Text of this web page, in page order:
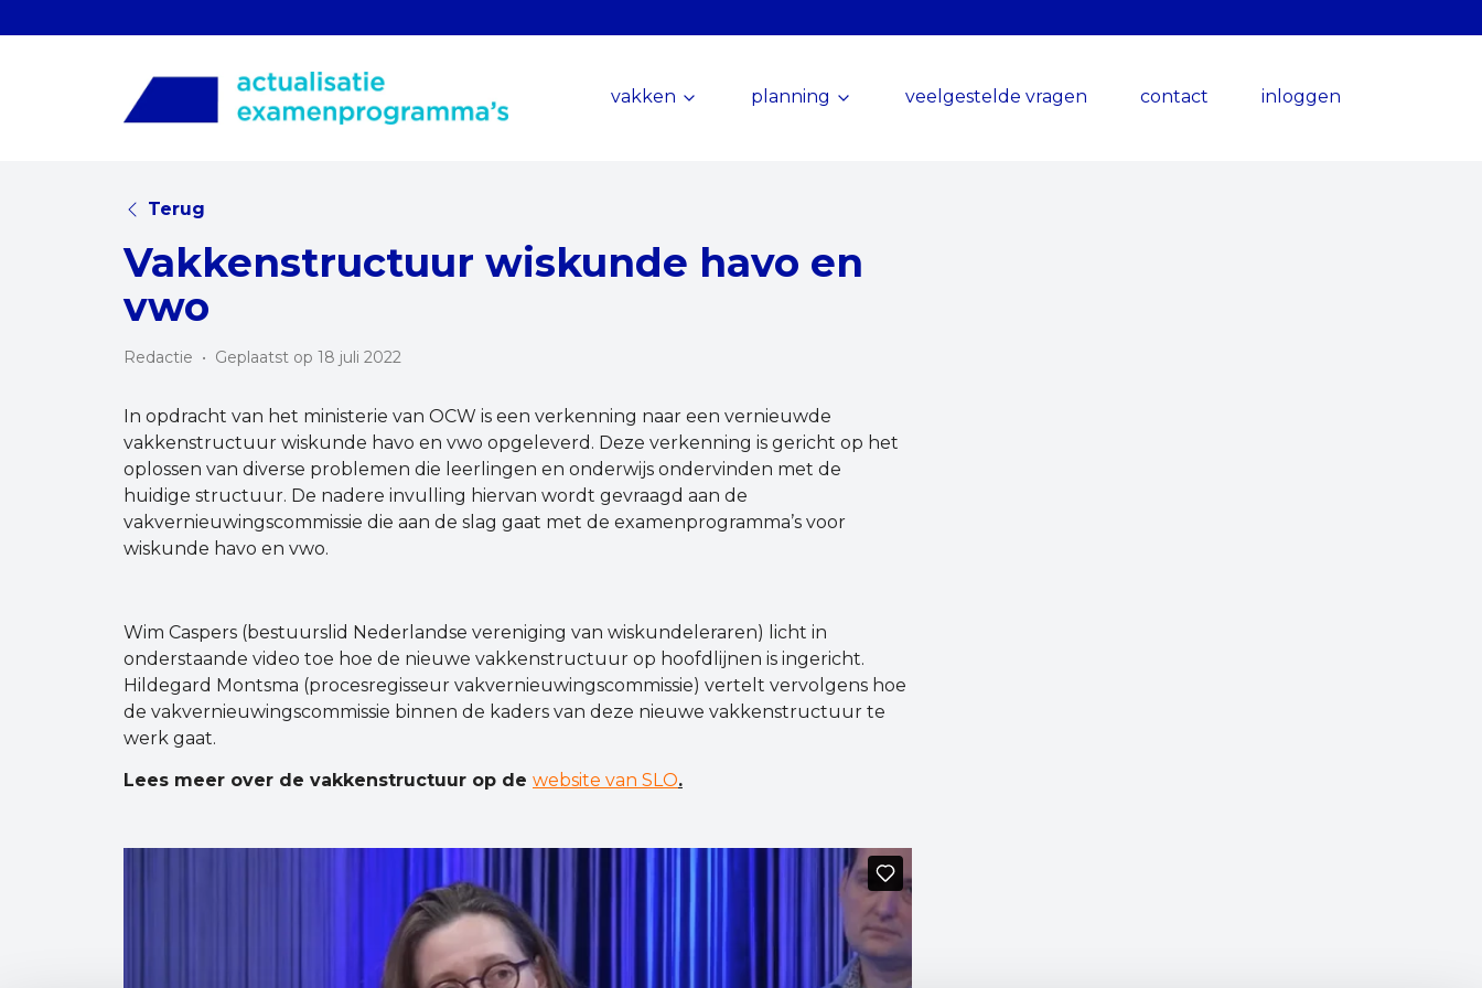
vakken planning veelgestelde vragen contact inloggen
Terug
Vakkenstructuur wiskunde havo en
vwo
Redactie • Geplaatst op 18 juli 2022
In opdracht van het ministerie van OCW is een verkenning naar een vernieuwde
vakkenstructuur wiskunde havo en vwo opgeleverd. Deze verkenning is gericht op het
oplossen van diverse problemen die leerlingen en onderwijs ondervinden met de
huidige structuur. De nadere invulling hiervan wordt gevraagd aan de
vakvernieuwingscommissie die aan de slag gaat met de examenprogramma’s voor
wiskunde havo en vwo.
Wim Caspers (bestuurslid Nederlandse vereniging van wiskundeleraren) licht in
onderstaande video toe hoe de nieuwe vakkenstructuur op hoofdlijnen is ingericht.
Hildegard Montsma (procesregisseur vakvernieuwingscommissie) vertelt vervolgens hoe
de vakvernieuwingscommissie binnen de kaders van deze nieuwe vakkenstructuur te
werk gaat.
Lees meer over de vakkenstructuur op de website van SLO.